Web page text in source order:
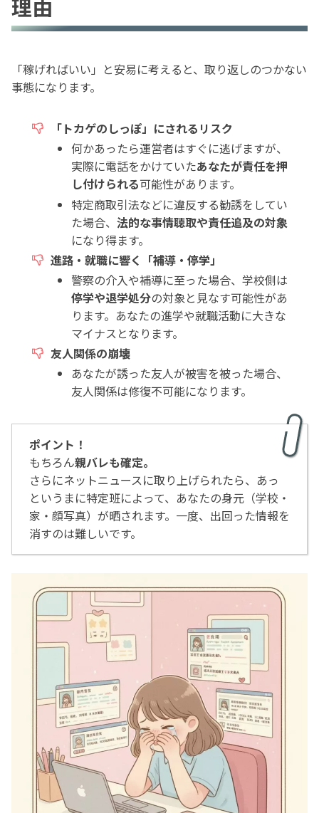
理由
「稼げればいい」と安易に考えると、取り返しのつかない
事態になります。
「トカゲのしっぽ」にされるリスク
何かあったら運営者はすぐに逃げますが、
実際に電話をかけていたあなたが責任を押
し付けられる可能性があります。
特定商取引法などに違反する勧誘をしてい
た場合、 法的な事情聴取や責任追及の対象
になり得ます。
進路・就職に響く「補導・停学」
警察の介入や補導に至った場合、学校側は
停学や退学処分の対象と見なす可能性があ
ります。あなたの進学や就職活動に大きな
マイナスとなります。
友人関係の崩壊
あなたが誘った友人が被害を被った場合、
友人関係は修復不可能になります。
ポイント！
もちろん親バレも確定。
さらにネットニュースに取り上げられたら、あっ
というまに特定班によって、あなたの身元（学校・
家・顔写真）が晒されます。一度、出回った情報を
消すのは難しいです。